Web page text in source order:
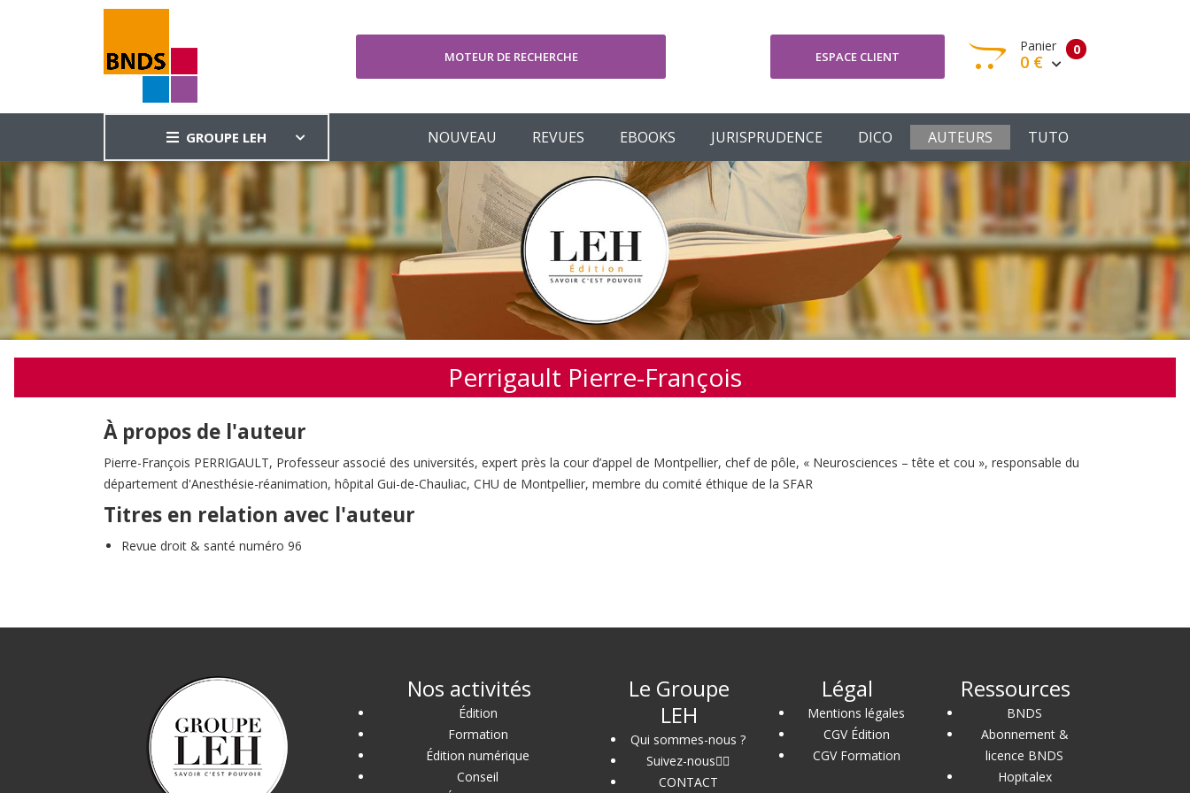
MOTEUR DE RECHERCHE ESPACE CLIENT 0
Panier
0 €
Votre panier est vide
Votre Panier Commander
GROUPE LEH NOUVEAU REVUES EBOOKS JURISPRUDENCE DICO AUTEURS TUTO
Perrigault Pierre-François
À propos de l'auteur
Pierre-François PERRIGAULT, Professeur associé des universités, expert près la cour d’appel de Montpellier, chef de pôle, « Neurosciences – tête et cou », responsable du
département d'Anesthésie-réanimation, hôpital Gui-de-Chauliac, CHU de Montpellier, membre du comité éthique de la SFAR
Titres en relation avec l'auteur
Revue droit & santé numéro 96
Nos activités
Édition
Formation
Édition numérique
Conseil
Le Groupe
LEH
Qui sommes-nous ?
Suivez-nous
CONTACT
Légal
Mentions légales
CGV Édition
CGV Formation
Ressources
BNDS
Abonnement &
licence BNDS
Hopitalex